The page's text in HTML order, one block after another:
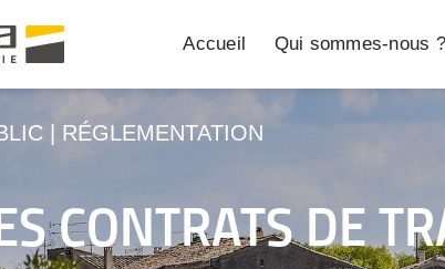
Accueil Qui sommes-nous ?
RÉGLEMENTATION
CONTRATS DE